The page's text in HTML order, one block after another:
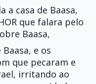
a casa de Baasa,
que falara pelo
Baasa,
e os
que pecaram e
irritando ao